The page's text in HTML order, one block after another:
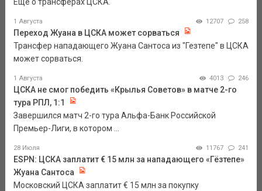
Еще о трансферах ЦСКА.
1 Августа 12707 258
Переход Жуана в ЦСКА может сорваться
Трансфер нападающего Жуана Сантоса из "Гезтепе" в ЦСКА
может сорваться.
1 Августа 4013 246
ЦСКА не смог победить «Крылья Советов» в матче 2-го
тура РПЛ, 1:1
Завершился матч 2-го тура Альфа-Банк Российской
Премьер-Лиги, в котором ...
28 Июля 11767 241
ESPN: ЦСКА заплатит € 15 млн за нападающего «Гёзтепе»
Жуана Сантоса
Московский ЦСКА заплатит € 15 млн за покупку